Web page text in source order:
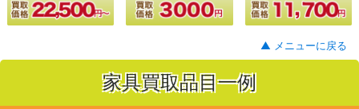
▲ メニューに戻る
家具買取品目一例